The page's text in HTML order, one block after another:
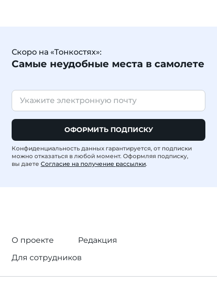
Скоро на «Тонкостях»:
Самые неудобные места в самолете
ОФОРМИТЬ ПОДПИСКУ
Конфиденциальность данных гарантируется, от подписки
можно отказаться в любой момент. Оформляя подписку,
вы даете Согласие на получение рассылки.
О проекте
Редакция
Для сотрудников